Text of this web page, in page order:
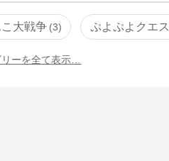
大戦争 3 ぷよぷよクエ
ーを全て表示…